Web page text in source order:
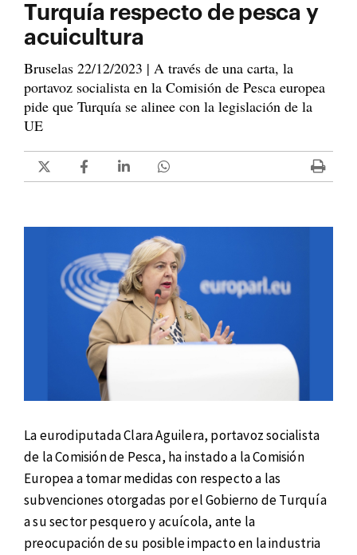
Turquía respecto de pesca y
acuicultura
Bruselas 22/12/2023 | A través de una carta, la
portavoz socialista en la Comisión de Pesca europea
pide que Turquía se alinee con la legislación de la
UE
La eurodiputada Clara Aguilera, portavoz socialista
de la Comisión de Pesca, ha instado a la Comisión
Europea a tomar medidas con respecto a las
subvenciones otorgadas por el Gobierno de Turquía
a su sector pesquero y acuícola, ante la
preocupación de su posible impacto en la industria